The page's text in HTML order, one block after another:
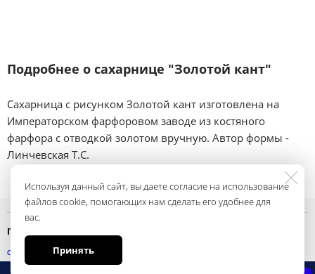
Подробнее о сахарнице "Золотой кант"
Сахарница с рисунком Золотой кант изготовлена на
Императорском фарфоровом заводе из костяного
фарфора с отводкой золотом вручную. Автор формы -
Линчевская Т.С.
Используя данный сайт, вы даете согласие на использование
файлов cookie, помогающих нам сделать его удобнее для
вас.
Принять
Политика конфиденциальности
смотреть